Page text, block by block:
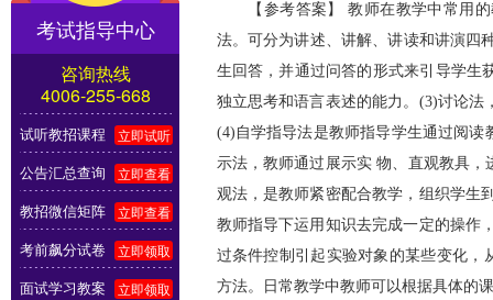
【参考答案】 教师在教学中常用的
法。可分为讲述、讲解、讲读和讲演四
生回答，并通过问答的形式来引导学生
独立思考和语言表述的能力。(3)讨论
(4)自学指导法是教师指导学生通过阅
示法，教师通过展示实 物、直观教具
观法，是教师紧密配合教学，组织学生
教师指导下运用知识去完成一定的操作
过条件控制引起实验对象的某些变化，
方法。日常教学中教师可以根据具体的
考试指导中心
咨询热线
4006-255-668
试听教招课程 立即试听
公告汇总查询 立即查看
教招微信矩阵 立即查看
考前飙分试卷 立即领取
面试学习教案 立即领取